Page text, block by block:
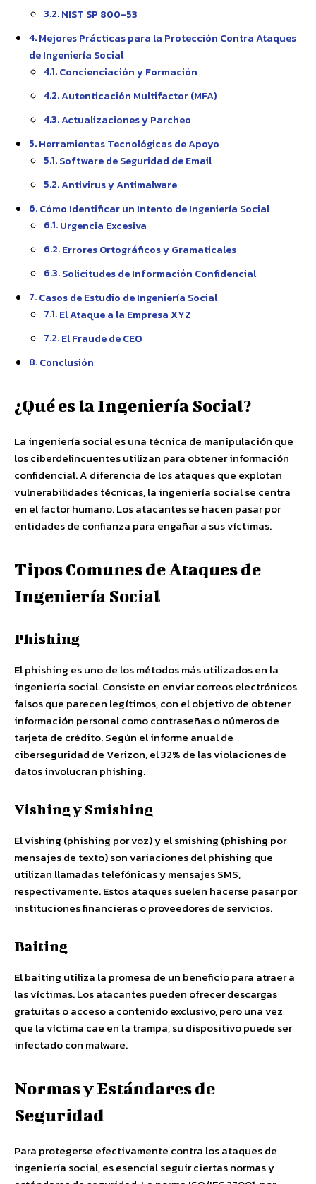
NIST SP 800-53
Mejores Prácticas para la Protección Contra Ataques
de Ingeniería Social
Concienciación y Formación
Autenticación Multifactor (MFA)
Actualizaciones y Parcheo
Herramientas Tecnológicas de Apoyo
Software de Seguridad de Email
Antivirus y Antimalware
Cómo Identificar un Intento de Ingeniería Social
Urgencia Excesiva
Errores Ortográficos y Gramaticales
Solicitudes de Información Confidencial
Casos de Estudio de Ingeniería Social
El Ataque a la Empresa XYZ
El Fraude de CEO
Conclusión
¿Qué es la Ingeniería Social?
La ingeniería social es una técnica de manipulación que
los ciberdelincuentes utilizan para obtener información
confidencial. A diferencia de los ataques que explotan
vulnerabilidades técnicas, la ingeniería social se centra
en el factor humano. Los atacantes se hacen pasar por
entidades de confianza para engañar a sus víctimas.
Tipos Comunes de Ataques de
Ingeniería Social
Phishing
El phishing es uno de los métodos más utilizados en la
ingeniería social. Consiste en enviar correos electrónicos
falsos que parecen legítimos, con el objetivo de obtener
información personal como contraseñas o números de
tarjeta de crédito. Según el informe anual de
ciberseguridad de Verizon, el 32% de las violaciones de
datos involucran phishing.
Vishing y Smishing
El vishing (phishing por voz) y el smishing (phishing por
mensajes de texto) son variaciones del phishing que
utilizan llamadas telefónicas y mensajes SMS,
respectivamente. Estos ataques suelen hacerse pasar por
instituciones financieras o proveedores de servicios.
Baiting
El baiting utiliza la promesa de un beneficio para atraer a
las víctimas. Los atacantes pueden ofrecer descargas
gratuitas o acceso a contenido exclusivo, pero una vez
que la víctima cae en la trampa, su dispositivo puede ser
infectado con malware.
Normas y Estándares de
Seguridad
Para protegerse efectivamente contra los ataques de
ingeniería social, es esencial seguir ciertas normas y